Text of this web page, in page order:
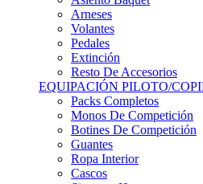
Arneses
Volantes
Pedales
Extinción
Resto De Accesorios
EQUIPACIÓN PILOTO/
Packs Completos
Monos De Competición
Botines De Competición
Guantes
Ropa Interior
Cascos